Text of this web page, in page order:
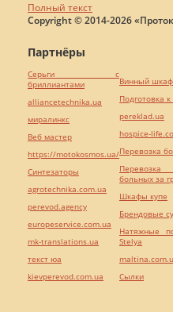
Полный текст
Copyright © 2014-2026
Партнёры
Серьги с
бриллиантами
alliancetechnika.ua
миралинкс
Веб мастер
https://motokosmos.ua/
Синтезаторы
agrotechnika.com.ua
perevod.agency
europeservice.com.ua
mk-translations.ua
текст юа
kievperevod.com.ua
Винный шкаф
Подготовка
pereklad.ua
hospice-
Перевозка
больных за
Шкафы купе
Брендовые
Натяжные
Stelya
Cылки